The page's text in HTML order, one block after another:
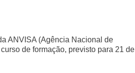
ANVISA (Agência Nacional de
de formação, previsto para 21 de